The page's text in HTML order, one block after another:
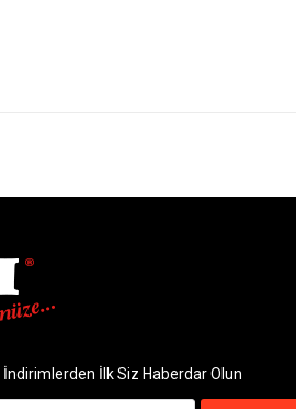
İlk Siz Haberdar Olun